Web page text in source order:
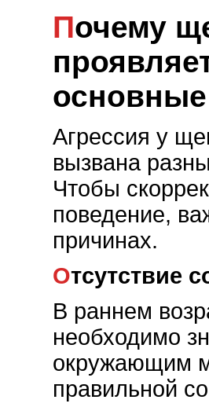
Почему щенок
Агрессия у
вызвана
Чтобы
поведение,
причинах.
Отсутствие
В раннем
необходимо
окружающим
правильной